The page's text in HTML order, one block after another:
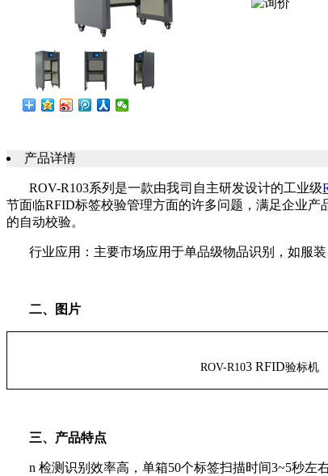
产品详情
ROV-R103系列是一款由我司自主研发设计的工业级
节面临RFID标签校验管理方面的许多问题，满足企业
的自动校验。
行业应用：主要市场应用于单品级物品识别，如服
二、图片
ROV-R103 RFID验标机
三、产品特点
n 检测识别效率高，单箱50个标签扫描时间3~5秒左右